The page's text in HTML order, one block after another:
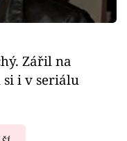
Zářil na
i v seriálu